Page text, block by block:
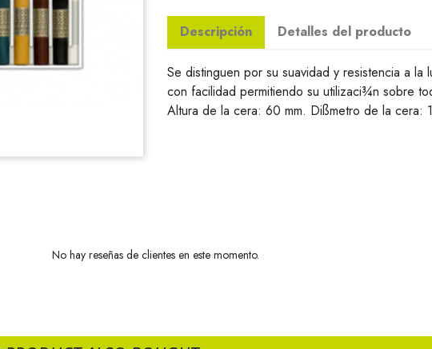
Descripción Detalles del producto
Se distinguen por su suavidad y resistencia a la
con facilidad permitiendo su utilizaci¾n sobre
Altura de la cera: 60 mm. Dißmetro de la cera:
No hay reseñas de clientes en este momento.